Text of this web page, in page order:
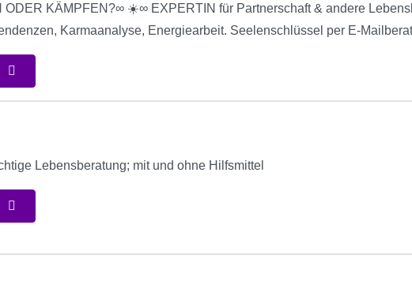
KÄMPFEN?∞ ☀️∞ EXPERTIN für Partnerschaft & andere
Karmaanalyse, Energiearbeit. Seelenschlüssel per E-
Lebensberatung; mit und ohne Hilfsmittel